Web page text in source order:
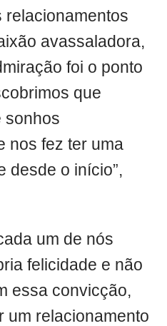
relacionamentos
avassaladora,
foi o ponto
que
sonhos
nos fez ter uma
desde o início”,
um de nós
felicidade e não
essa convicção,
um relacionamento